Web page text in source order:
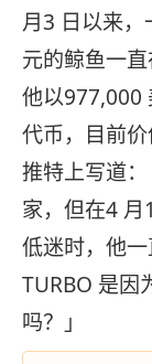
月3 日以来
元的鲸鱼一
他以977,000
代币，目前
推特上写道
家，但在4 月
低迷时，他
TURBO 是因
吗？」